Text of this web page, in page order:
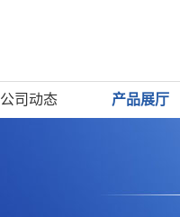
公司动态 产品展厅